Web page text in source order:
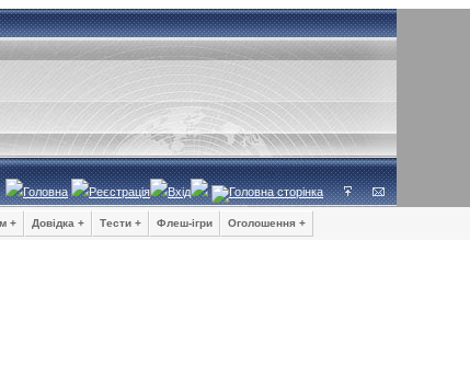
Головна Реєстрація Вхід
+ Довідка + Тести + Флеш-ігри Оголошення +